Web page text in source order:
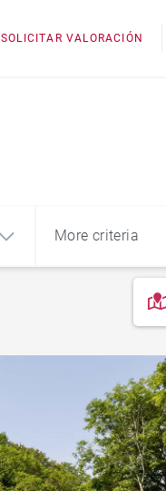
SOLICITAR VALORACIÓN
More criteria